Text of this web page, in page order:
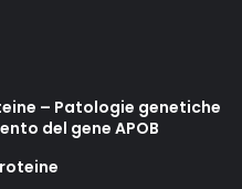
– Patologie genetiche
del gene APOB